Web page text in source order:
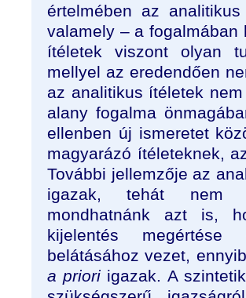
értelmében az
valamely – a fogalmában
ítéletek viszont olyan
mellyel az eredendően
az analitikus ítéletek
alany fogalma
ellenben új ismeretet
magyarázó ítéleteknek,
További jellemzője az
igazak, tehát nem
mondhatnánk azt is,
kijelentés
belátásához vezet,
a priori igazak. A